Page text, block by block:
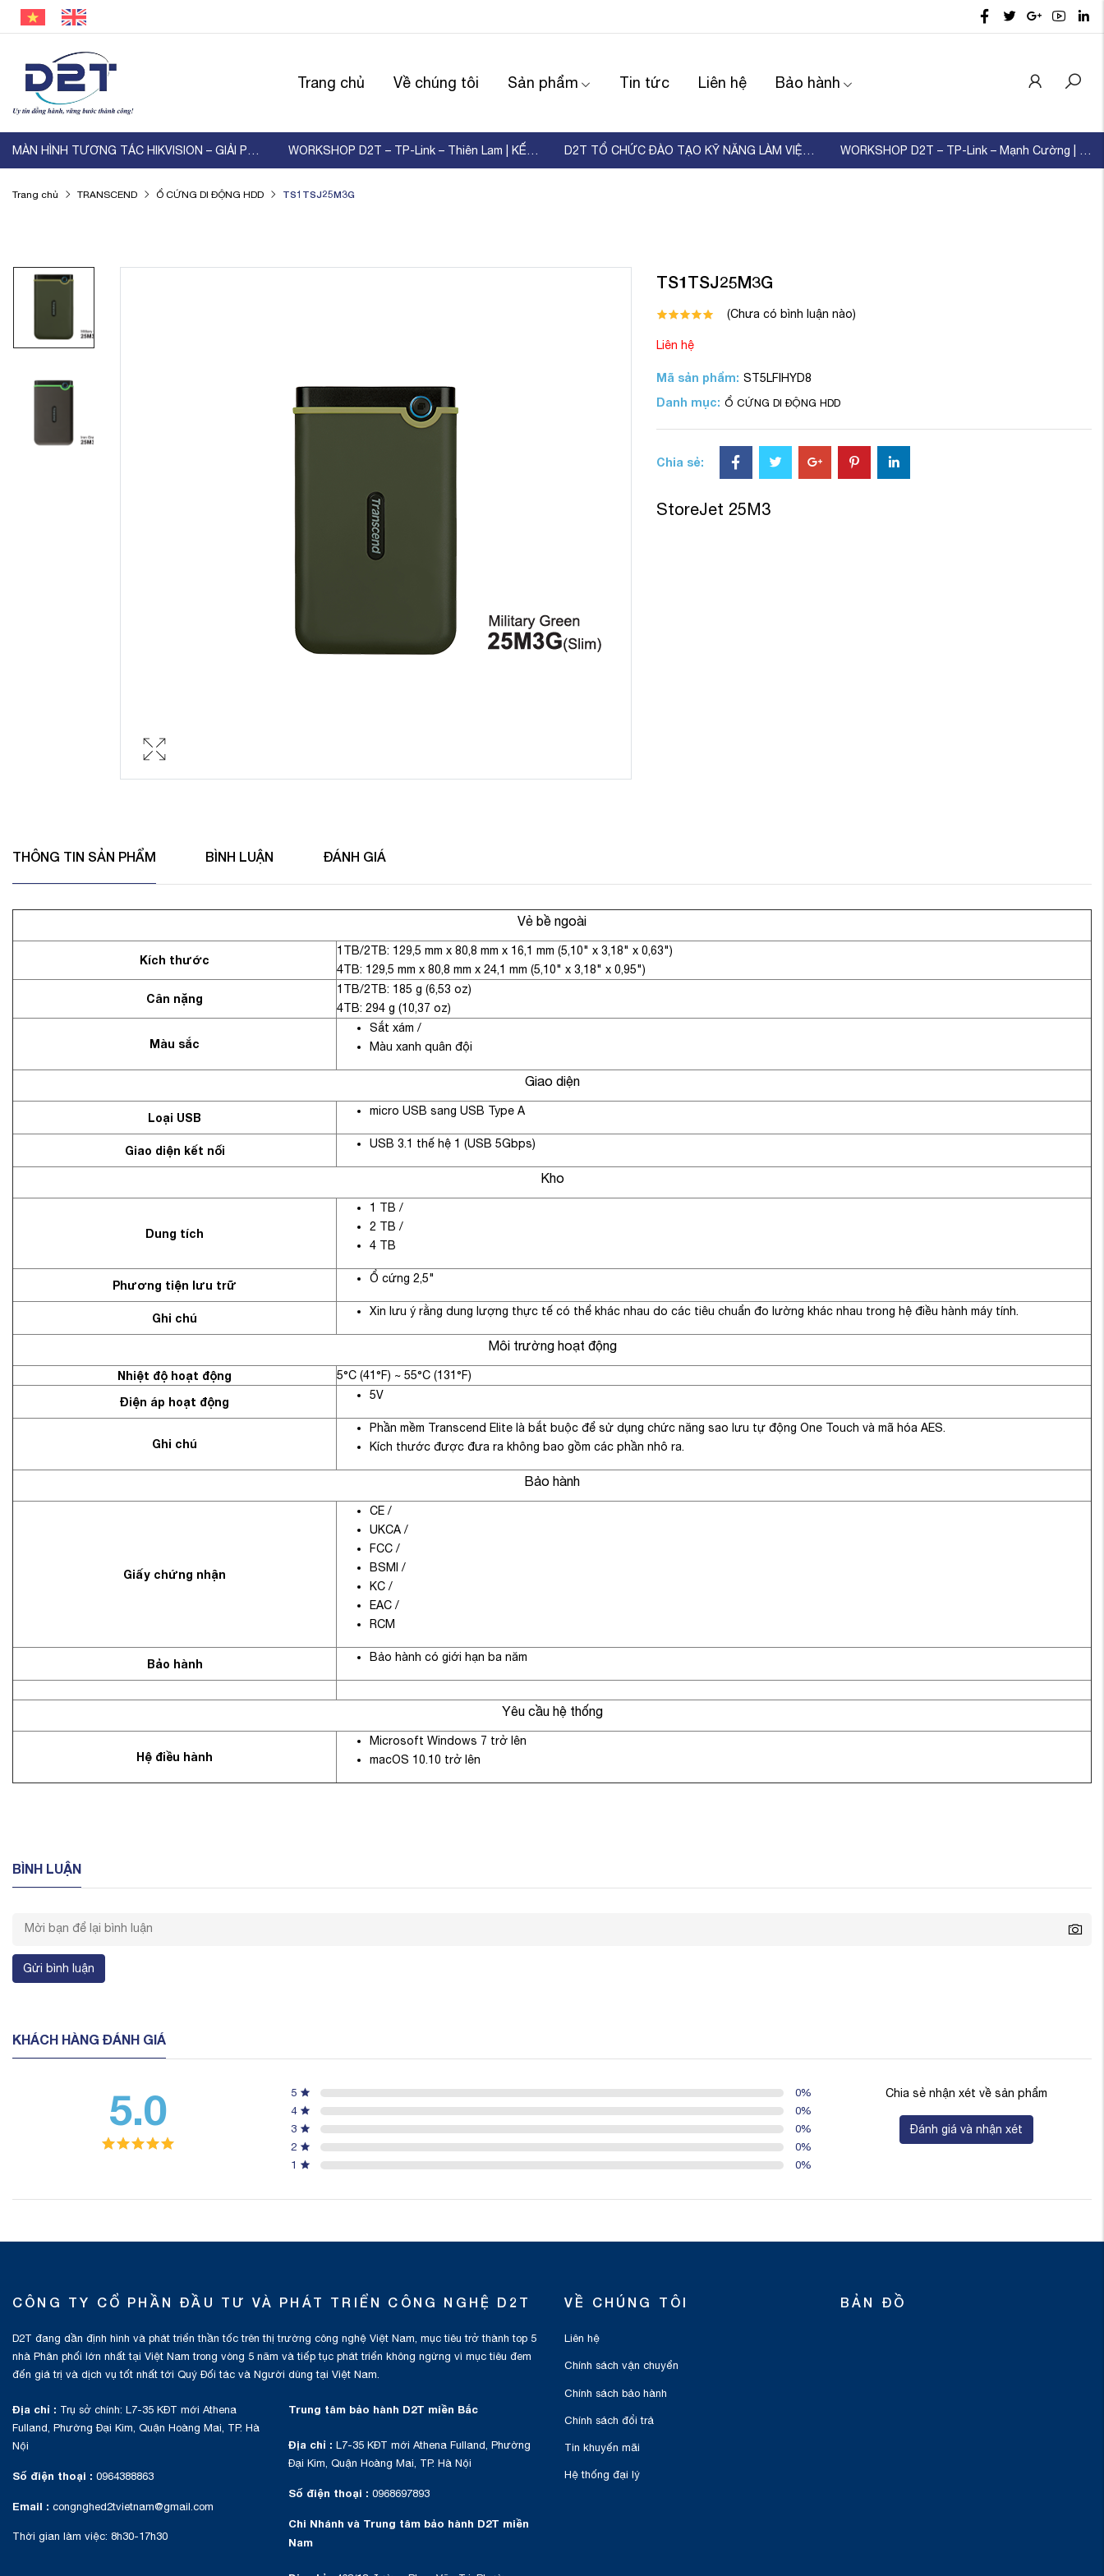
Trang chủ Về chúng tôi Sản phẩm Tin tức Liên hệ Bảo hành
MÀN HÌNH TƯƠNG TÁC HIKVISION – GIẢI PHÁP HIỂN ... WORKSHOP D2T – TP-Link – Thiên Lam | KẾT NỐI ... D2T TỔ CHỨC ĐÀO TẠO KỸ NĂNG LÀM VIỆC NHÓM – XÂ ... WORKSHOP D2T – TP-Link – Mạnh Cường | KẾT NỐI ...
Trang chủ TRANSCEND Ổ CỨNG DI ĐỘNG HDD TS1TSJ25M3G
TS1TSJ25M3G
(Chưa có bình luận nào)
Liên hệ
Mã sản phẩm: ST5LFIHYD8
Danh mục: Ổ CỨNG DI ĐỘNG HDD
Chia sẻ:
StoreJet 25M3
THÔNG TIN SẢN PHẨM BÌNH LUẬN ĐÁNH GIÁ
Vẻ bề ngoài
Kích thước
1TB/2TB: 129,5 mm x 80,8 mm x 16,1 mm (5,10" x 3,18" x 0,63")
4TB: 129,5 mm x 80,8 mm x 24,1 mm (5,10" x 3,18" x 0,95")
Cân nặng
1TB/2TB: 185 g (6,53 oz)
4TB: 294 g (10,37 oz)
Màu sắc
Sắt xám /
Màu xanh quân đội
Giao diện
Loại USB micro USB sang USB Type A
Giao diện kết nối USB 3.1 thế hệ 1 (USB 5Gbps)
Kho
Dung tích
1 TB /
2 TB /
4 TB
Phương tiện lưu trữ Ổ cứng 2,5"
Ghi chú Xin lưu ý rằng dung lượng thực tế có thể khác nhau do các tiêu chuẩn đo lường khác nhau trong hệ điều hành máy tính.
Môi trường hoạt động
Nhiệt độ hoạt động 5°C (41°F) ~ 55°C (131°F)
Điện áp hoạt động 5V
Ghi chú
Phần mềm Transcend Elite là bắt buộc để sử dụng chức năng sao lưu tự động One Touch và mã hóa AES.
Kích thước được đưa ra không bao gồm các phần nhô ra.
Bảo hành
Giấy chứng nhận
CE /
UKCA /
FCC /
BSMI /
KC /
EAC /
RCM
Bảo hành Bảo hành có giới hạn ba năm
Yêu cầu hệ thống
Hệ điều hành
Microsoft Windows 7 trở lên
macOS 10.10 trở lên
BÌNH LUẬN
Gửi bình luận
KHÁCH HÀNG ĐÁNH GIÁ
5.0 5 0%
4
0%
3
0%
2
0%
1
0%
Chia sẻ nhận xét về sản phẩm
Đánh giá và nhận xét
CÔNG TY CỔ PHẦN ĐẦU TƯ VÀ PHÁT TRIỂN CÔNG NGHỆ D2T
D2T đang dần định hình và phát triển thần tốc trên thị trường công nghệ Việt Nam, mục tiêu trở thành top 5
nhà Phân phối lớn nhất tại Việt Nam trong vòng 5 năm và tiếp tục phát triển không ngừng vì mục tiêu đem
đến giá trị và dịch vụ tốt nhất tới Quý Đối tác và Người dùng tại Việt Nam.
Địa chỉ : Trụ sở chính: L7-35 KĐT mới Athena
Fulland, Phường Đại Kim, Quận Hoàng Mai, TP. Hà
Nội
Số điện thoại : 0964388863
Email : congnghed2tvietnam@gmail.com
Thời gian làm việc: 8h30-17h30
Trung tâm bảo hành D2T miền Bắc
Địa chỉ : L7-35 KĐT mới Athena Fulland, Phường
Đại Kim, Quận Hoàng Mai, TP. Hà Nội
Số điện thoại : 0968697893
Chi Nhánh và Trung tâm bảo hành D2T miền
Nam
VỀ CHÚNG TÔI
Liên hệ
Chính sách vận chuyển
Chính sách bảo hành
Chính sách đổi trả
Tin khuyến mãi
Hệ thống đại lý
BẢN ĐỒ